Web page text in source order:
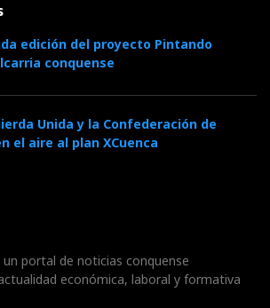
edición del proyecto Pintando
conquense
Unida y la Confederación de
el aire al plan XCuenca
un portal de noticias conquense
económica, laboral y formativa